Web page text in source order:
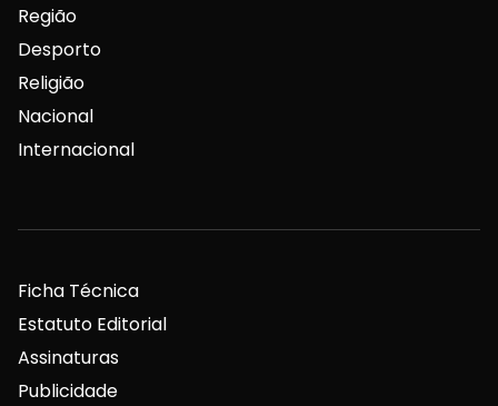
Região
Desporto
Religião
Nacional
Internacional
Ficha Técnica
Estatuto Editorial
Assinaturas
Publicidade